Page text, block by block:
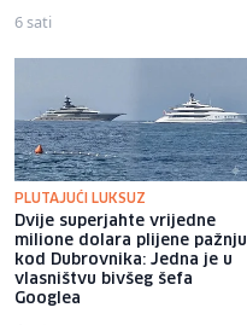
6 sati
PLUTAJUĆI LUKSUZ
Dvije superjahte vrijedne
milione dolara plijene pažnju
kod Dubrovnika: Jedna je u
vlasništvu bivšeg šefa
Googlea